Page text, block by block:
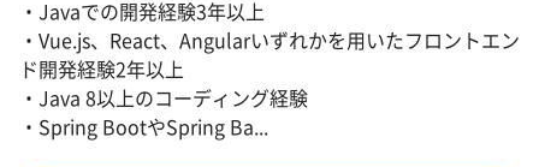
・Javaでの開発経験3年以上
・Vue.js、React、Angularいずれかを用いたフロントエン
ド開発経験2年以上
・Java 8以上のコーディング経験
・Spring BootやSpring Ba...